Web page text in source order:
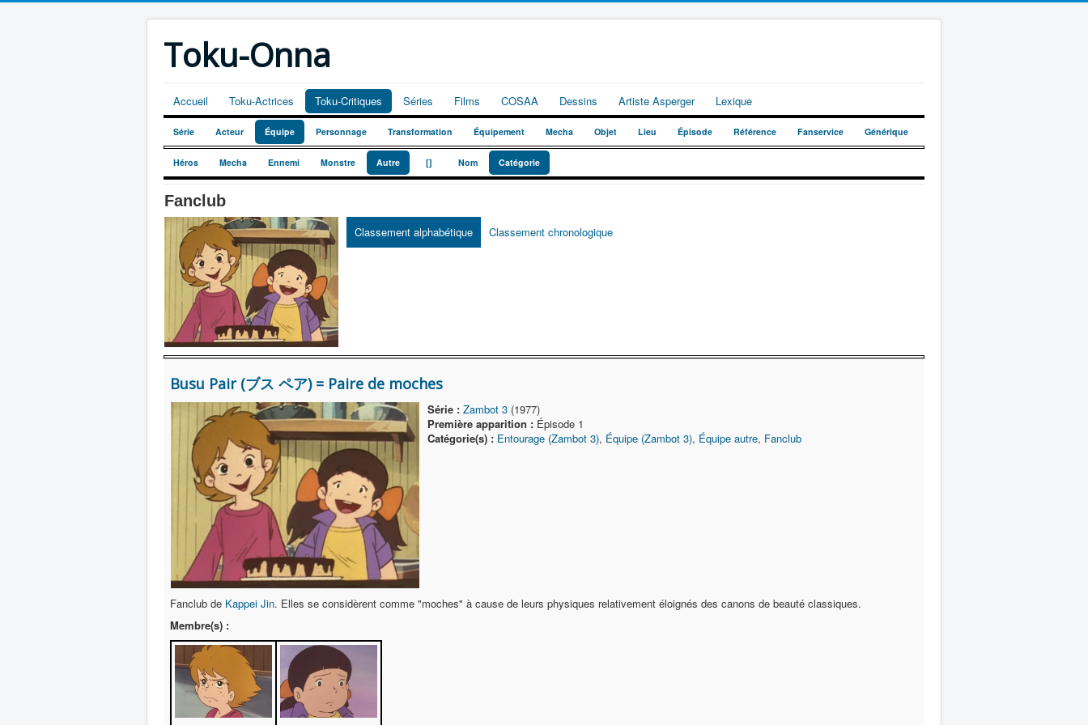
Toku-Onna
Accueil Toku-Actrices Toku-Critiques Séries Films COSAA Dessins Artiste Asperger Lexique
Série Acteur Équipe Personnage Transformation Équipement Mecha Objet Lieu Épisode Référence Fanservice Générique
Héros Mecha Ennemi Monstre Autre [] Nom Catégorie
Fanclub
Classement alphabétique Classement chronologique
Busu Pair (ブス ペア) = Paire de moches
Série : Zambot 3 (1977)
Première apparition : Épisode 1
Catégorie(s) : Entourage (Zambot 3), Équipe (Zambot 3), Équipe autre, Fanclub
Fanclub de Kappei Jin. Elles se considèrent comme "moches" à cause de leurs physiques relativement éloignés des canons de beauté classiques.
Membre(s) :